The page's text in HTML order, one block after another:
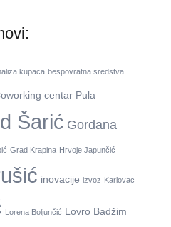
kupaca bespovratna sredstva
centar Pula
Šarić Gordana
Grad Krapina Hrvoje Japunčić
inovacije izvoz Karlovac
Lorena Boljunčić Lovro Badžim